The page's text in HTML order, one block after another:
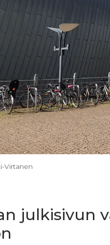
Virtanen
julkisivun